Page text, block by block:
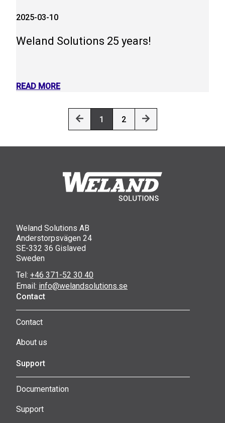
2025-03-10
Weland Solutions 25 years!
READ MORE
1 2
Weland Solutions AB
Anderstorpsvägen 24
SE-332 36 Gislaved
Sweden
Tel: +46 371-52 30 40
Email: info@welandsolutions.se
Contact
Contact
About us
Support
Documentation
Support